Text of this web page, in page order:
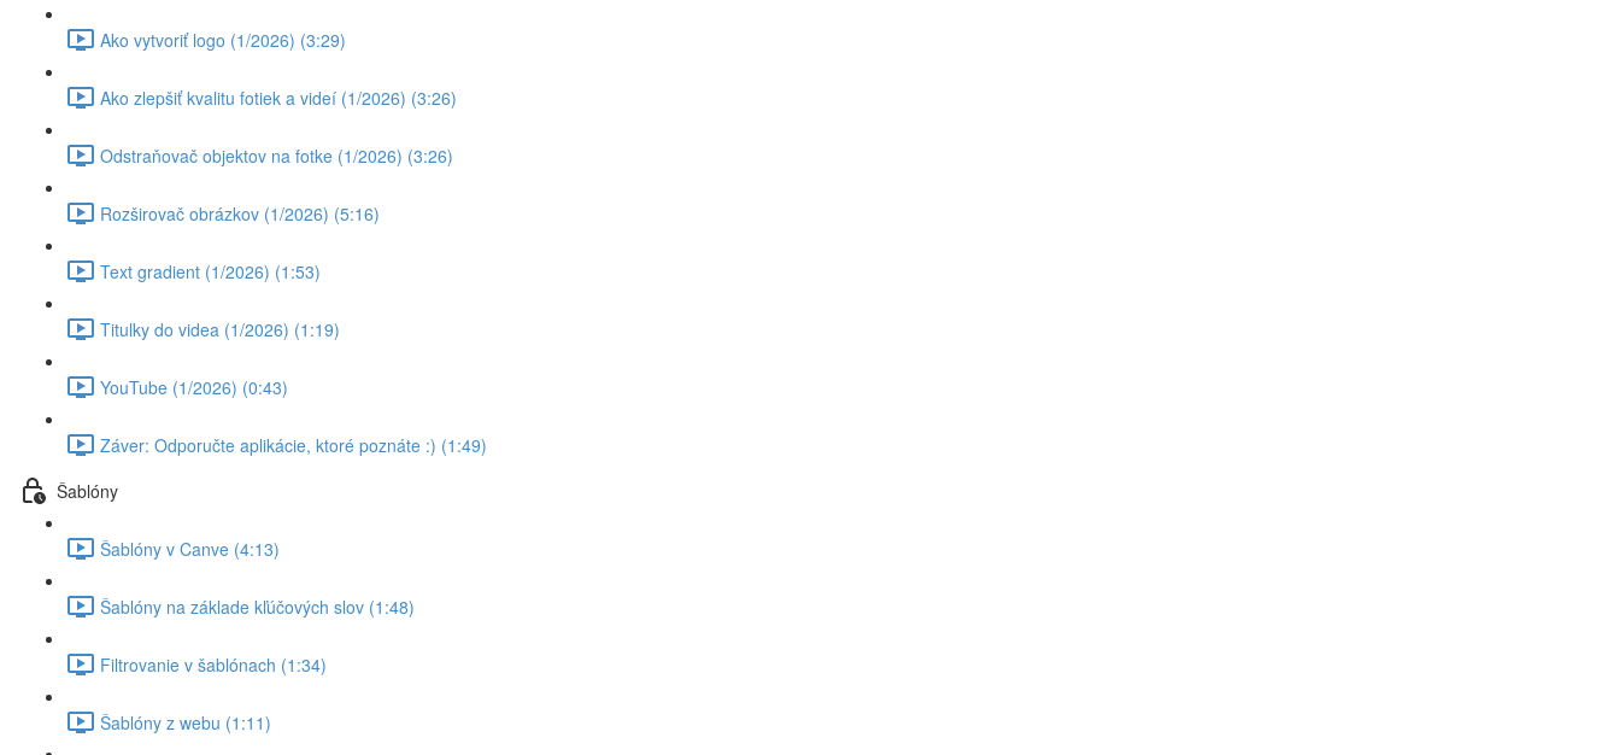
Ako vytvoriť logo (1/2026) (3:29)
Ako zlepšiť kvalitu fotiek a videí (1/2026) (3:26)
Odstraňovač objektov na fotke (1/2026) (3:26)
Rozširovač obrázkov (1/2026) (5:16)
Text gradient (1/2026) (1:53)
Titulky do videa (1/2026) (1:19)
YouTube (1/2026) (0:43)
Záver: Odporučte aplikácie, ktoré poznáte :) (1:49)
Šablóny
Šablóny v Canve (4:13)
Šablóny na základe kľúčových slov (1:48)
Filtrovanie v šablónach (1:34)
Šablóny z webu (1:11)